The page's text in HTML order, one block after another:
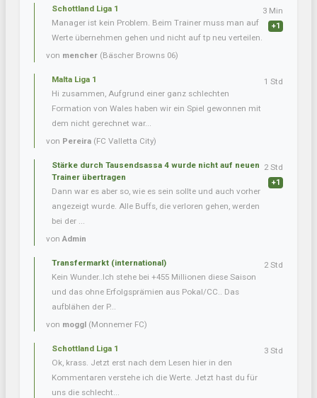
Schottland Liga 1
Manager ist kein Problem. Beim Trainer muss man auf
Werte übernehmen gehen und nicht auf tp neu verteilen.
von mencher (Bäscher Browns 06)
3 Min
+1
Malta Liga 1
Hi zusammen, Aufgrund einer ganz schlechten
Formation von Wales haben wir ein Spiel gewonnen mit
dem nicht gerechnet war...
von Pereira (FC Valletta City)
1 Std
Stärke durch Tausendsassa 4 wurde nicht auf neuen
Trainer übertragen
Dann war es aber so, wie es sein sollte und auch vorher
angezeigt wurde. Alle Buffs, die verloren gehen, werden
bei der ...
vonAdmin
2 Std
+1
Transfermarkt (international)
Kein Wunder..Ich stehe bei +455 Millionen diese Saison
und das ohne Erfolgsprämien aus Pokal/CC.. Das
aufblähen der P...
von moggl (Monnemer FC)
2 Std
Schottland Liga 1
Ok, krass. Jetzt erst nach dem Lesen hier in den
Kommentaren verstehe ich die Werte. Jetzt hast du für
uns die schlecht...
3 Std